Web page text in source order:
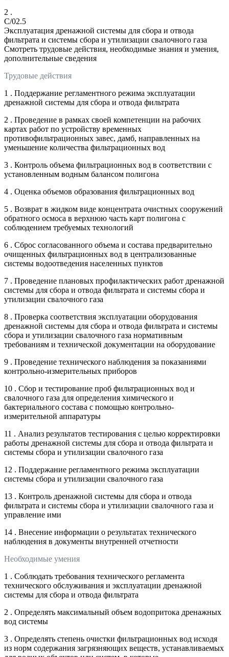
2 .
C/02.5
Эксплуатация дренажной системы для сбора и отвода
фильтрата и системы сбора и утилизации свалочного газа
Смотреть трудовые действия, необходимые знания и умения,
дополнительные сведения
Трудовые действия
1 . Поддержание регламентного режима эксплуатации
дренажной системы для сбора и отвода фильтрата
2 . Проведение в рамках своей компетенции на рабочих
картах работ по устройству временных
противофильтрационных завес, дамб, направленных на
уменьшение количества фильтрационных вод
3 . Контроль объема фильтрационных вод в соответствии с
установленным водным балансом полигона
4 . Оценка объемов образования фильтрационных вод
5 . Возврат в жидком виде концентрата очистных сооружений
обратного осмоса в верхнюю часть карт полигона с
соблюдением требуемых технологий
6 . Сброс согласованного объема и состава предварительно
очищенных фильтрационных вод в централизованные
системы водоотведения населенных пунктов
7 . Проведение плановых профилактических работ дренажной
системы для сбора и отвода фильтрата и системы сбора и
утилизации свалочного газа
8 . Проверка соответствия эксплуатации оборудования
дренажной системы для сбора и отвода фильтрата и системы
сбора и утилизации свалочного газа нормативным
требованиям и технической документации на оборудование
9 . Проведение технического наблюдения за показаниями
контрольно-измерительных приборов
10 . Сбор и тестирование проб фильтрационных вод и
свалочного газа для определения химического и
бактериального состава с помощью контрольно-
измерительной аппаратуры
11 . Анализ результатов тестирования с целью корректировки
работы дренажной системы для сбора и отвода фильтрата и
системы сбора и утилизации свалочного газа
12 . Поддержание регламентного режима эксплуатации
системы сбора и утилизации свалочного газа
13 . Контроль дренажной системы для сбора и отвода
фильтрата и системы сбора и утилизации свалочного газа и
управление ими
14 . Внесение информации о результатах технического
наблюдения в документы внутренней отчетности
Необходимые умения
1 . Соблюдать требования технического регламента
технического обслуживания и эксплуатации дренажной
системы для сбора и отвода фильтрата
2 . Определять максимальный объем водопритока дренажных
вод системы
3 . Определять степень очистки фильтрационных вод исходя
из норм содержания загрязняющих веществ, устанавливаемых